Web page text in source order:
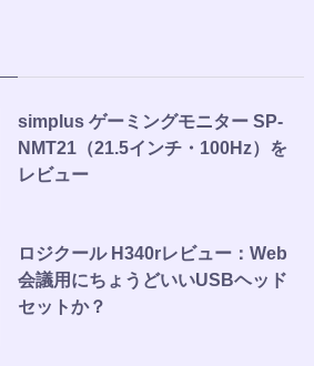
simplus ゲーミングモニター SP-
NMT21（21.5インチ・100Hz）を
レビュー
ロジクール H340rレビュー：Web
会議用にちょうどいいUSBヘッド
セットか？